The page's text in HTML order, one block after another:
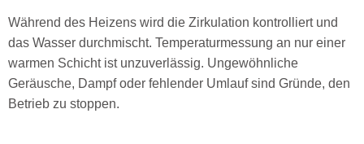
Während des Heizens wird die Zirkulation kontrolliert und
das Wasser durchmischt. Temperaturmessung an nur einer
warmen Schicht ist unzuverlässig. Ungewöhnliche
Geräusche, Dampf oder fehlender Umlauf sind Gründe, den
Betrieb zu stoppen.